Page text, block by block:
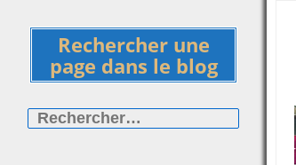
Rechercher une
page dans le blog